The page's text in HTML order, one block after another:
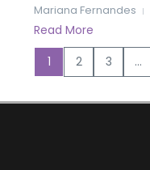
Mariana Fernandes
Read More
1
2 3 ...